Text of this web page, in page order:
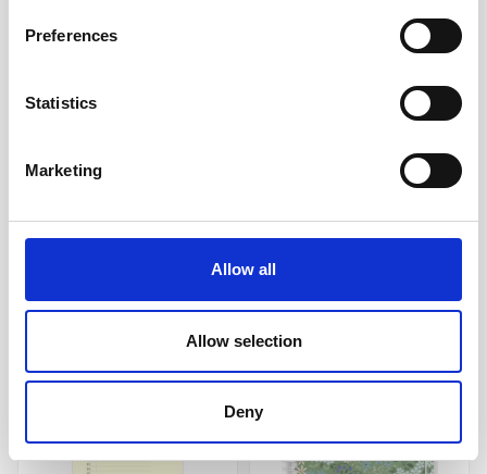
Preferences
Statistics
Marketing
Allow all
Allow selection
Deny
Andra köpte även